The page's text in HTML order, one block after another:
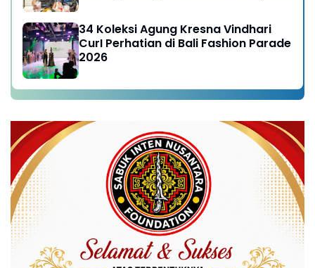
34 Koleksi Agung Kresna Vindhari
CurI Perhatian di Bali Fashion Parade
2026